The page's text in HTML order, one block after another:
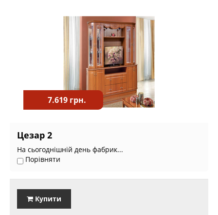
7.619 грн.
Цезар 2
На сьогоднішній день фабрик...
Порівняти
Купити